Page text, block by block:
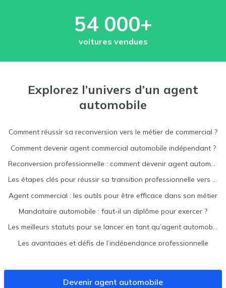
54 000+
voitures vendues
Explorez l’univers d’un agent
automobile
Comment réussir sa reconversion vers le métier de commercial ?
Comment devenir agent commercial automobile indépendant ?
Reconversion professionnelle : comment devenir agent automobile ?
Les étapes clés pour réussir sa transition professionnelle vers l'automobile
Agent commercial : les outils pour être efficace dans son métier
Mandataire automobile : faut-il un diplôme pour exercer ?
Les meilleurs statuts pour se lancer en tant qu’agent automobile indépendant
Les avantages et défis de l’indépendance professionnelle
Devenir agent automobile